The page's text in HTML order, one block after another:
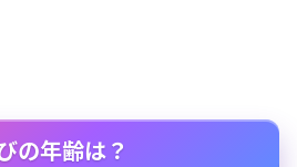
の年齢は？